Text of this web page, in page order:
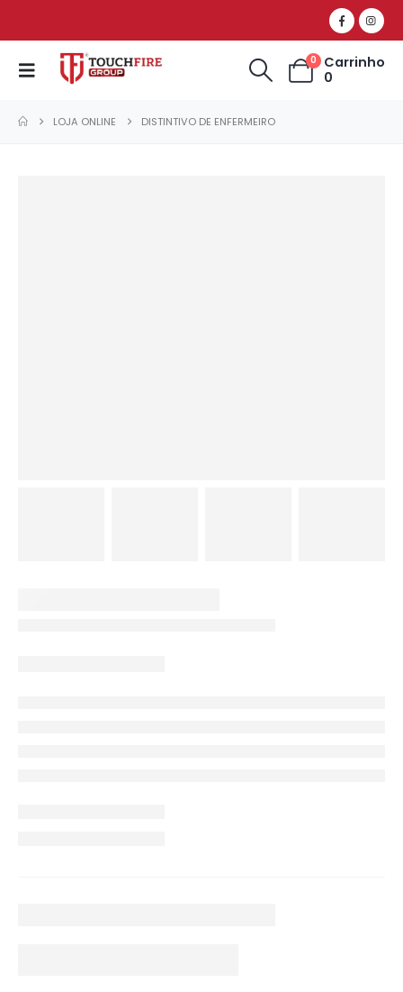
0
Carrinho
0
LOJA ONLINE DISTINTIVO DE ENFERMEIRO